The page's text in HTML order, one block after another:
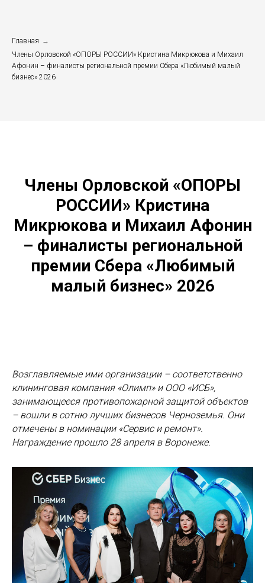
Главная →
Члены Орловской «ОПОРЫ РОССИИ» Кристина Микрюкова и Михаил
Афонин – финалисты региональной премии Сбера «Любимый малый
бизнес» 2026
Члены Орловской «ОПОРЫ
РОССИИ» Кристина
Микрюкова и Михаил Афонин
– финалисты региональной
премии Сбера «Любимый
малый бизнес» 2026
Возглавляемые ими организации – соответственно
клининговая компания «Олимп» и ООО «ИСБ»,
занимающееся противопожарной защитой объектов
– вошли в сотню лучших бизнесов Черноземья. Они
отмечены в номинации «Сервис и ремонт».
Награждение прошло 28 апреля в Воронеже.